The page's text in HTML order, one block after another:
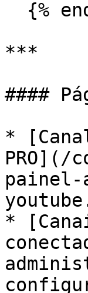
***
####
*
PRO](/
painel-
*